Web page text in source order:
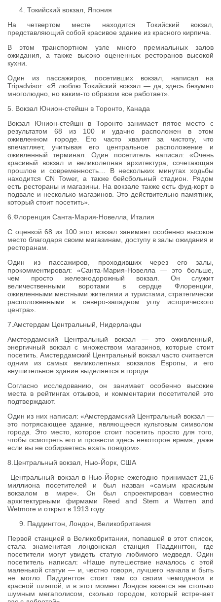
Токийский вокзал, Япония
На четвертом месте находится Токийский вокзал,
представляющий собой красивое здание из красного кирпича.
В этом транспортном узле много премиальных залов
ожидания, а также высоко оцененных ресторанов высокой
кухни.
Один из пассажиров, посетивших вокзал, написал на
Tripadvisor: «Я люблю Токийский вокзал — да, здесь безумно
многолюдно, но каким-то образом все работает».
5. Вокзал Юнион-стейшн в Торонто, Канада
Вокзал Юнион-стейшн в Торонто занимает пятое место с
результатом 68 из 100 и удачно расположен в этом
оживленном городе. Его часто хвалят за чистоту, что
впечатляет, учитывая его центральное расположение и
оживленный терминал. Один посетитель написал: «Очень
красивый вокзал и великолепная архитектура, сочетающая
прошлое и современность… В нескольких минутах ходьбы
находится CN Tower, а также бейсбольный стадион. Рядом
есть рестораны и магазины. На вокзале также есть фуд-корт в
подвале и несколько магазинов. Это действительно памятник,
который стоит посетить».
6.Флоренция Санта-Мария-Новелла, Италия
С оценкой 68 из 100 этот вокзал занимает особенно высокое
место благодаря своим магазинам, доступу в залы ожидания и
ресторанам.
Один из пассажиров, проходивших через его залы,
прокомментировал: «Санта-Мария-Новелла — это больше,
чем просто железнодорожный вокзал. Он служит
величественными воротами в сердце Флоренции,
оживленными местными жителями и туристами, стратегически
расположенными в северо-западном углу исторического
центра».
7.Амстердам Центральный, Нидерланды
Амстердамский Центральный вокзал — это оживленный,
энергичный вокзал с множеством магазинов, которые стоит
посетить. Амстердамский Центральный вокзал часто считается
одним из самых великолепных вокзалов Европы, и его
внушительное здание выделяется в городе.
Согласно исследованию, он занимает особенно высокие
места в рейтингах отзывов, и комментарии посетителей это
подтверждают.
Один из них написал: «Амстердамский Центральный вокзал —
это потрясающее здание, являющееся культовым символом
города. Это место, которое стоит посетить просто для того,
чтобы осмотреть его и провести здесь некоторое время, даже
если вы не собираетесь ехать поездом».
8.Центральный вокзал, Нью-Йорк, США
Центральный вокзал в Нью-Йорке ежегодно принимает 21,6
миллиона посетителей и был назван «самым красивым
вокзалом в мире». Он был спроектирован совместно
архитектурными фирмами Reed and Stem и Warren and
Wetmore и открыт в 1913 году.
Паддингтон, Лондон, Великобритания
Первой станцией в Великобритании, попавшей в этот список,
стала знаменитая лондонская станция Паддингтон, где
посетители могут увидеть статую любимого медведя. Один
посетитель написал: «Наше путешествие началось с этой
маленькой статуи — и, честно говоря, лучшего начала и быть
не могло. Паддингтон стоит там со своим чемоданом и
красной шляпой, и в этот момент Лондон кажется не столько
шумным мегаполисом, сколько городом, который встречает